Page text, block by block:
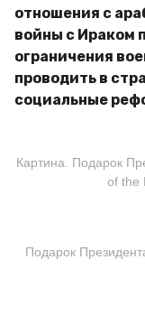
отношения с
войны с Ираком
ограничения
проводить в
социальные
Картина. Подарок
of the
Подарок